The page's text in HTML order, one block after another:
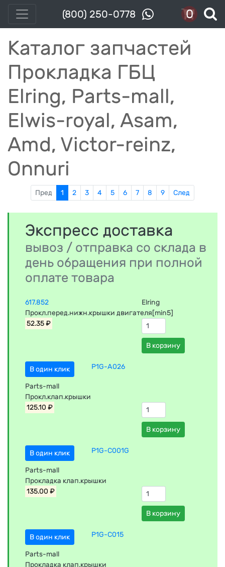
(800) 250-0778 0
Каталог запчастей
Прокладка ГБЦ
Elring, Parts-mall,
Elwis-royal, Asam,
Amd, Victor-reinz,
Onnuri
Пред 1 2 3 4 5 6 7 8 9 След
Экспресс доставка
вывоз / отправка со склада в
день обращения при полной
оплате товара
617.852
Elring
Прокл.перед.нижн.крышки двигателя[min5]
52.35 ₽
В корзину
В один клик P1G-A026
Parts-mall
Прокл.клап.крышки
125.10 ₽
В корзину
В один клик P1G-C001G
Parts-mall
Прокладка клап.крышки
135.00 ₽
В корзину
В один клик P1G-C015
Parts-mall
Прокладка клап.крышки